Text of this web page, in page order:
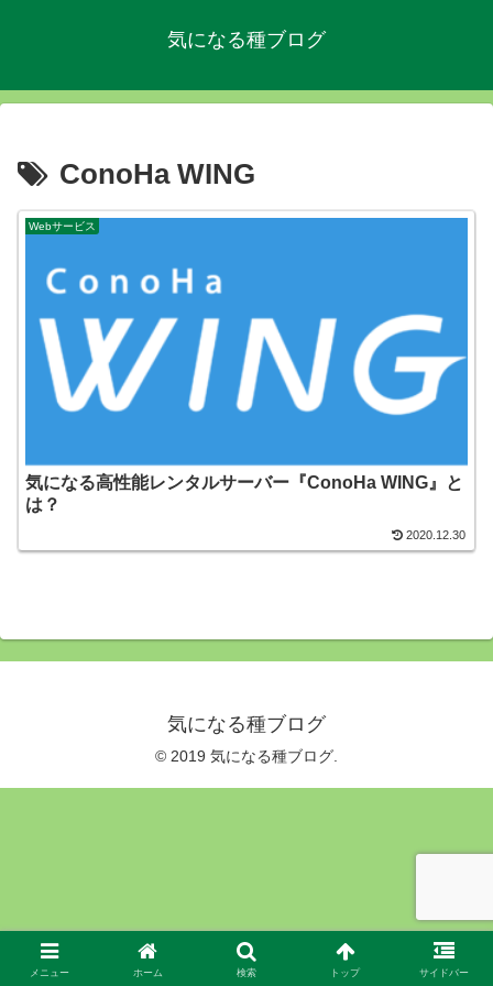
気になる種ブログ
ConoHa WING
Webサービス
気になる高性能レンタルサーバー『ConoHa WING』と
は？
2020.12.30
気になる種ブログ
© 2019 気になる種ブログ.
メニュー ホーム 検索 トップ サイドバー